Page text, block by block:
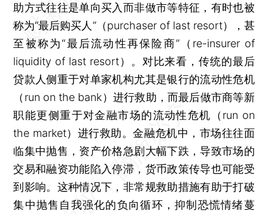
助方式往往是单向买入而非做市等特征，有时也被
称为“最后购买人”（purchaser of last resort），甚
至被称为“最后流动性再保险商”（re-insurer of
liquidity of last resort）。对比来看，传统的最后
贷款人侧重于对单家机构尤其是银行的流动性危机
（run on the bank）进行救助，而最后做市商等新
职能更侧重于对金融市场的流动性危机（run on
the market）进行救助。金融危机中，市场往往面
临集中抛售，资产价格急剧大幅下跌，导致市场的
交易和融资功能陷入停滞，货币政策传导也可能受
到影响。这种情况下，非常规救助措施有助于打破
集中抛售自我强化的负向循环，抑制恐慌情绪蔓